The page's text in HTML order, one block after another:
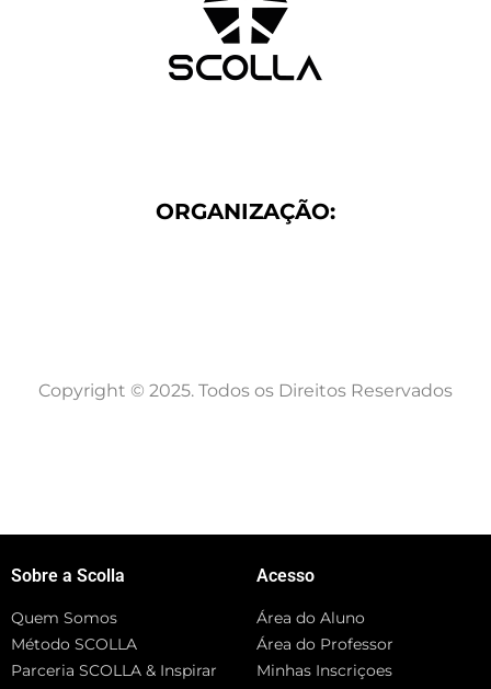
ORGANIZAÇÃO:
Copyright © 2025. Todos os Direitos Reservados
Sobre a Scolla
Quem Somos
Método SCOLLA
Parceria SCOLLA & Inspirar
Acesso
Área do Aluno
Área do Professor
Minhas Inscriçoes